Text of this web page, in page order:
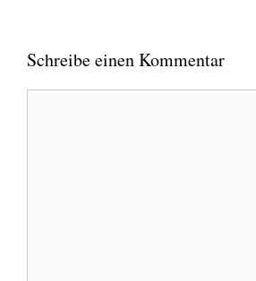
Schreibe einen Kommentar